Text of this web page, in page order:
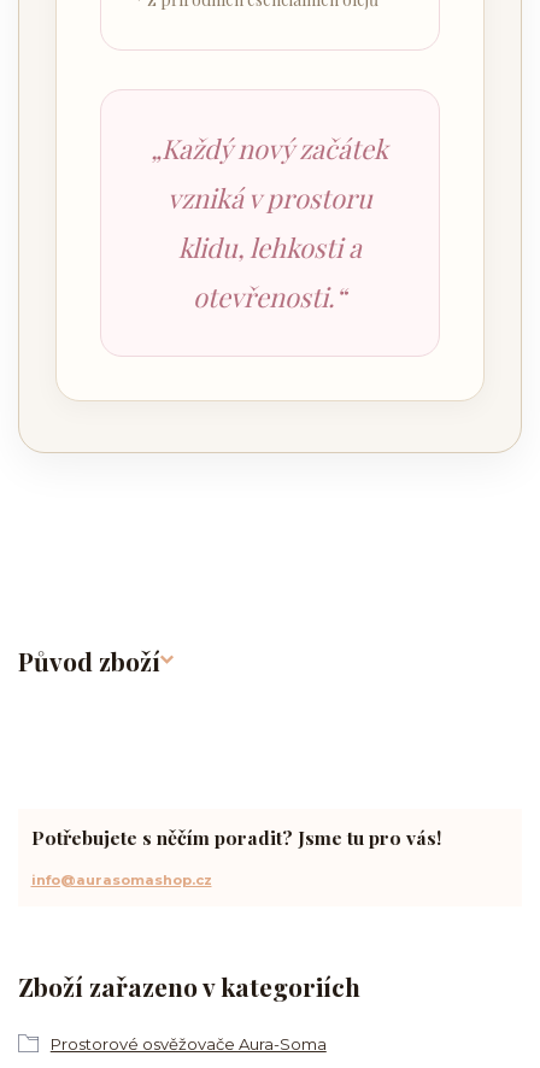
„Každý nový začátek
vzniká v prostoru
klidu, lehkosti a
otevřenosti.“
Původ zboží
Zboží zařazeno v kategoriích
Prostorové osvěžovače Aura-Soma
Potřebujete s něčím poradit? Jsme tu pro vás!
info@aurasomashop.cz